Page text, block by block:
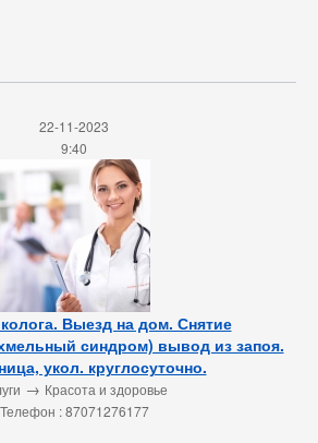
22-11-2023
9:40
Выезд на дом. Снятие
синдром) вывод из запоя.
укол. круглосуточно.
→ Красота и здоровье
Телефон : 87071276177